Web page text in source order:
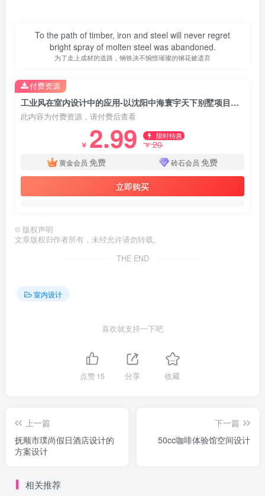
第3页 / 共17页
To the path of timber, iron and steel will never regret
bright spray of molten steel was abandoned.
为了走上成材的道路，钢铁决不惋惜璀璨的钢花被遗弃
工业风在室内设计中的应用-以沈阳中海寰宇天下别墅项目为例
此内容为付费资源，请付费后查看
￥ 2.99 限时特惠
￥20
黄金会员 免费 砖石会员 免费
立即购买
付费资源
© 版权声明
文章版权归作者所有，未经允许请勿转载。
THE END
室内设计
喜欢就支持一下吧
点赞15 分享 收藏
上一篇
抚顺市璞尚假日酒店设计的
方案设计
下一篇
50cc咖啡体验馆空间设计
相关推荐